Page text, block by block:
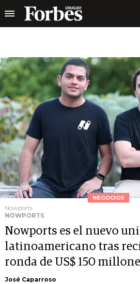
NEGOCIOS
Nowports
NOWPORTS
Nowports es el nuevo
latinoamericano tras
ronda de US$ 150
José Caparroso